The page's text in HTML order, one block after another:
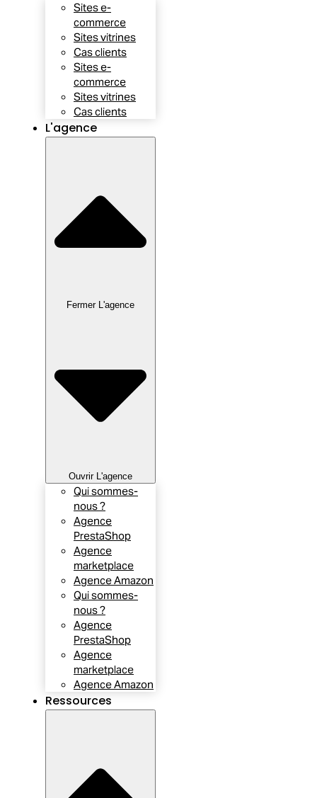
Sites e-
commerce
Sites vitrines
Cas clients
Sites e-
commerce
Sites vitrines
Cas clients
L'agence
Fermer L'agence
Ouvrir L'agence
Qui sommes-
nous ?
Agence
PrestaShop
Agence
marketplace
Agence Amazon
Qui sommes-
nous ?
Agence
PrestaShop
Agence
marketplace
Agence Amazon
Ressources